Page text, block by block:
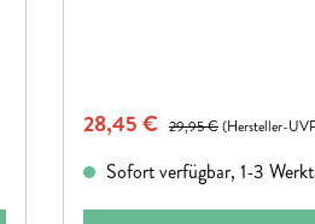
kleines Gepäck zu sichern,
ACID-Taschen und ACID-
ermöglicht.Gewicht395
Verkaufspreis:
28,45 € Regulärer Preis:
29,95 €(Hersteller-
Sofort verfügbar, 1-3